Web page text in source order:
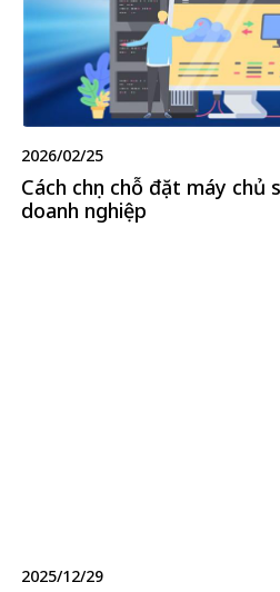
2026/02/25
Cách chọn chỗ đặt máy
doanh nghiệp
2025/12/29